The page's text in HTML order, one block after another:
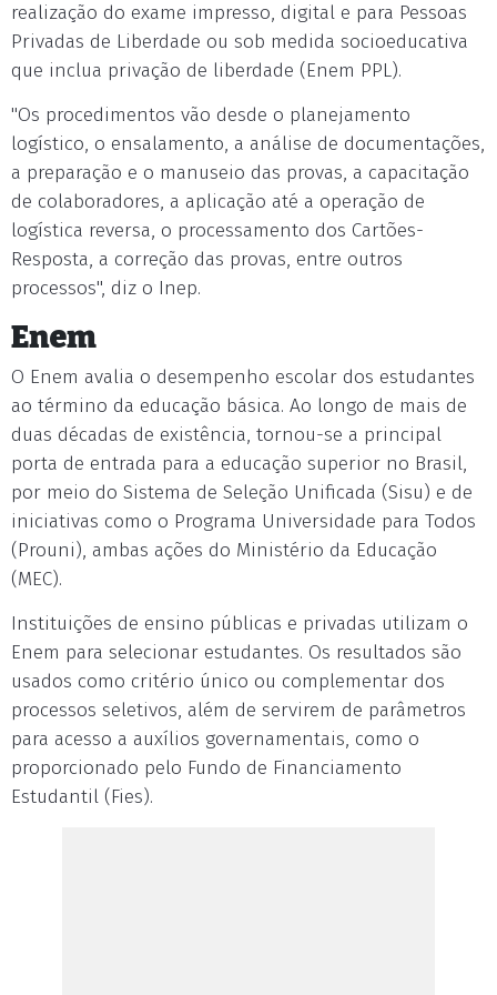
realização do exame impresso, digital e para Pessoas
Privadas de Liberdade ou sob medida socioeducativa
que inclua privação de liberdade (Enem PPL).
"Os procedimentos vão desde o planejamento
logístico, o ensalamento, a análise de documentações,
a preparação e o manuseio das provas, a capacitação
de colaboradores, a aplicação até a operação de
logística reversa, o processamento dos Cartões-
Resposta, a correção das provas, entre outros
processos", diz o Inep.
Enem
O Enem avalia o desempenho escolar dos estudantes
ao término da educação básica. Ao longo de mais de
duas décadas de existência, tornou-se a principal
porta de entrada para a educação superior no Brasil,
por meio do Sistema de Seleção Unificada (Sisu) e de
iniciativas como o Programa Universidade para Todos
(Prouni), ambas ações do Ministério da Educação
(MEC).
Instituições de ensino públicas e privadas utilizam o
Enem para selecionar estudantes. Os resultados são
usados como critério único ou complementar dos
processos seletivos, além de servirem de parâmetros
para acesso a auxílios governamentais, como o
proporcionado pelo Fundo de Financiamento
Estudantil (Fies).